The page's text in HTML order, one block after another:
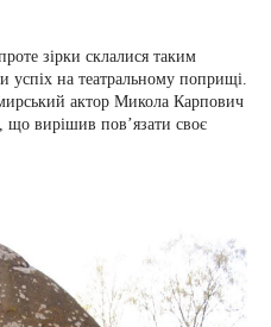
зірки склалися таким
успіх на театральному поприщі.
актор Микола Карпович
вирішив пов’язати своє